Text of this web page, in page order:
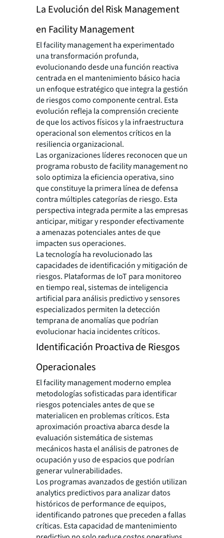
La Evolución del Risk Management
en Facility Management
El facility management ha experimentado
una transformación profunda,
evolucionando desde una función reactiva
centrada en el mantenimiento básico hacia
un enfoque estratégico que integra la gestión
de riesgos como componente central. Esta
evolución refleja la comprensión creciente
de que los activos físicos y la infraestructura
operacional son elementos críticos en la
resiliencia organizacional.
Las organizaciones líderes reconocen que un
programa robusto de facility management no
solo optimiza la eficiencia operativa, sino
que constituye la primera línea de defensa
contra múltiples categorías de riesgo. Esta
perspectiva integrada permite a las empresas
anticipar, mitigar y responder efectivamente
a amenazas potenciales antes de que
impacten sus operaciones.
La tecnología ha revolucionado las
capacidades de identificación y mitigación de
riesgos. Plataformas de IoT para monitoreo
en tiempo real, sistemas de inteligencia
artificial para análisis predictivo y sensores
especializados permiten la detección
temprana de anomalías que podrían
evolucionar hacia incidentes críticos.
Identificación Proactiva de Riesgos
Operacionales
El facility management moderno emplea
metodologías sofisticadas para identificar
riesgos potenciales antes de que se
materialicen en problemas críticos. Esta
aproximación proactiva abarca desde la
evaluación sistemática de sistemas
mecánicos hasta el análisis de patrones de
ocupación y uso de espacios que podrían
generar vulnerabilidades.
Los programas avanzados de gestión utilizan
analytics predictivos para analizar datos
históricos de performance de equipos,
identificando patrones que preceden a fallas
críticas. Esta capacidad de mantenimiento